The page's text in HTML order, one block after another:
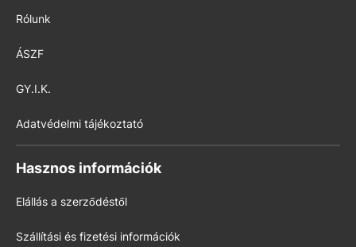
Rólunk
ÁSZF
GY.I.K.
Adatvédelmi tájékoztató
Hasznos információk
Elállás a szerződéstől
Szállítási és fizetési információk